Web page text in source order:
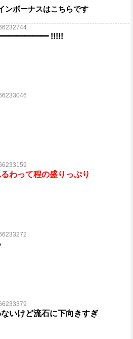
ンボーナスはこちらです
!!!!!
わって程の盛りっぷり
いけど流石に下向きすぎ